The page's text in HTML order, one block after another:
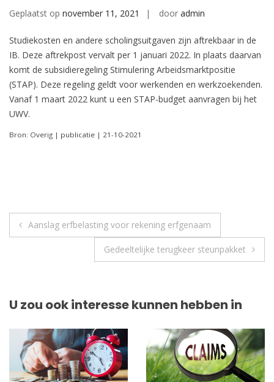
Geplaatst op november 11, 2021 door admin
Studiekosten en andere scholingsuitgaven zijn aftrekbaar in de
IB. Deze aftrekpost vervalt per 1 januari 2022. In plaats daarvan
komt de subsidieregeling Stimulering Arbeidsmarktpositie
(STAP). Deze regeling geldt voor werkenden en werkzoekenden.
Vanaf 1 maart 2022 kunt u een STAP-budget aanvragen bij het
UWV.
Bron: Overig | publicatie | 21-10-2021
Berichtnavigatie
Aanslag erfbelasting voor rekening erfgenaam
Gedeeltelijke terugkeer steunpakket
U zou ook interesse kunnen hebben in